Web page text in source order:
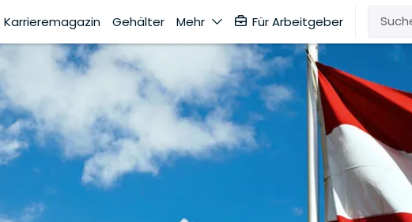
Karrieremagazin Gehälter Mehr Für Arbeitgeber